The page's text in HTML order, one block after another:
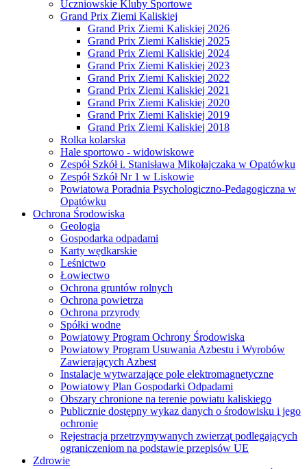
Uczniowskie Kluby Sportowe
Grand Prix Ziemi Kaliskiej
Grand Prix Ziemi Kaliskiej 2026
Grand Prix Ziemi Kaliskiej 2025
Grand Prix Ziemi Kaliskiej 2024
Grand Prix Ziemi Kaliskiej 2023
Grand Prix Ziemi Kaliskiej 2022
Grand Prix Ziemi Kaliskiej 2021
Grand Prix Ziemi Kaliskiej 2020
Grand Prix Ziemi Kaliskiej 2019
Grand Prix Ziemi Kaliskiej 2018
Rolka kolarska
Hale sportowo - widowiskowe
Zespół Szkół i. Stanisława Mikołajczaka w Opatówku
Zespół Szkół Nr 1 w Liskowie
Powiatowa Poradnia Psychologiczno-Pedagogiczna w
Opatówku
Ochrona Środowiska
Geologia
Gospodarka odpadami
Karty wędkarskie
Leśnictwo
Łowiectwo
Ochrona gruntów rolnych
Ochrona powietrza
Ochrona przyrody
Spółki wodne
Powiatowy Program Ochrony Środowiska
Powiatowy Program Usuwania Azbestu i Wyrobów
Zawierających Azbest
Instalacje wytwarzające pole elektromagnetyczne
Powiatowy Plan Gospodarki Odpadami
Obszary chronione na terenie powiatu kaliskiego
Publicznie dostępny wykaz danych o środowisku i jego
ochronie
Rejestracja przetrzymywanych zwierząt podlegających
ograniczeniom na podstawie przepisów UE
Zdrowie